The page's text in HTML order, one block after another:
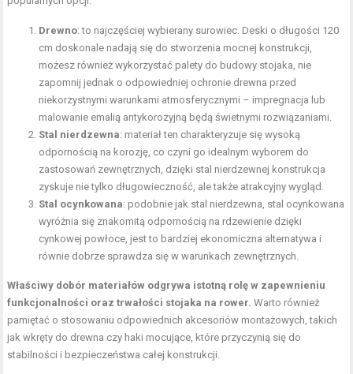
Drewno: to najczęściej wybierany surowiec. Deski o długości 120
cm doskonale nadają się do stworzenia mocnej konstrukcji,
możesz również wykorzystać palety do budowy stojaka, nie
zapomnij jednak o odpowiedniej ochronie drewna przed
niekorzystnymi warunkami atmosferycznymi – impregnacja lub
malowanie emalią antykorozyjną będą świetnymi rozwiązaniami.
Stal nierdzewna: materiał ten charakteryzuje się wysoką
odpornością na korozję, co czyni go idealnym wyborem do
zastosowań zewnętrznych, dzięki stal nierdzewnej konstrukcja
zyskuje nie tylko długowieczność, ale także atrakcyjny wygląd.
Stal ocynkowana: podobnie jak stal nierdzewna, stal ocynkowana
wyróżnia się znakomitą odpornością na rdzewienie dzięki
cynkowej powłoce, jest to bardziej ekonomiczna alternatywa i
równie dobrze sprawdza się w warunkach zewnętrznych.
Właściwy dobór materiałów odgrywa istotną rolę w zapewnieniu
funkcjonalności oraz trwałości stojaka na rower. Warto również
pamiętać o stosowaniu odpowiednich akcesoriów montażowych, takich
jak wkręty do drewna czy haki mocujące, które przyczynią się do
stabilności i bezpieczeństwa całej konstrukcji.